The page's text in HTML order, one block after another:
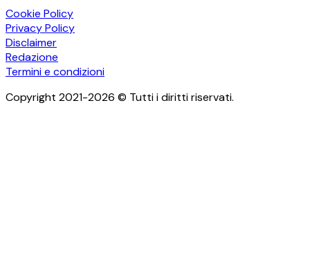
Cookie Policy
Privacy Policy
Disclaimer
Redazione
Termini e condizioni
Copyright 2021-2026 © Tutti i diritti riservati.